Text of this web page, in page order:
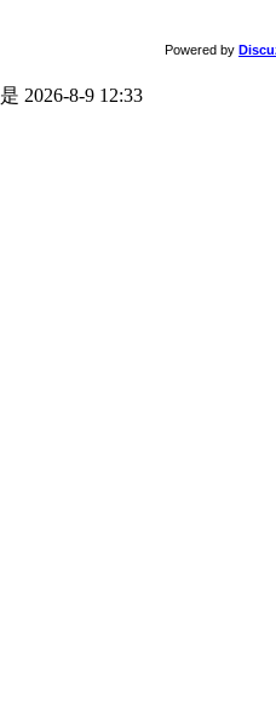
Powered by
2026-8-9 12:33